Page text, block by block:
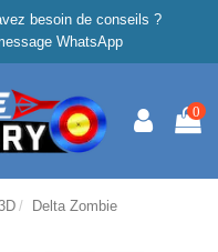
besoin de conseils ?
WhatsApp
0
Delta Zombie